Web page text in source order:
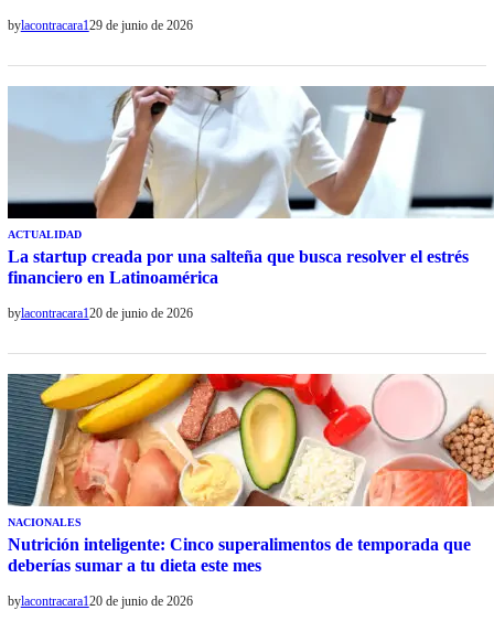
bylacontracara129 de junio de 2026
ACTUALIDAD
La startup creada por una salteña que busca resolver el estrés
financiero en Latinoamérica
bylacontracara120 de junio de 2026
NACIONALES
Nutrición inteligente: Cinco superalimentos de temporada que
deberías sumar a tu dieta este mes
bylacontracara120 de junio de 2026